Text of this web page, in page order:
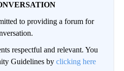
to providing a forum for
respectful and relevant. You
Guidelines by clicking here